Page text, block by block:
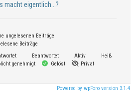
macht eigentlich...?
ungelesenen Beiträge
Beiträge
Beantwortet Aktiv
Heiß
genehmigt Gelöst
Privat
Powered by wpForo version 3.1.4